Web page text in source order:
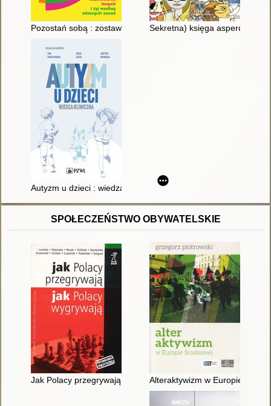
Pozostań sobą : zostaw za sobą oczekiwania innych i żyj
Sekretna) księga
Autyzm u dzieci : wiedza kliniczna
SPOŁECZEŃSTWO OBYWATELSKIE
Jak Polacy przegrywają, jak Polacy wygrywają
Alteraktywizm w Europie